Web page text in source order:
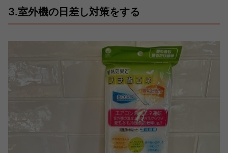
3.室外機の日差し対策をする